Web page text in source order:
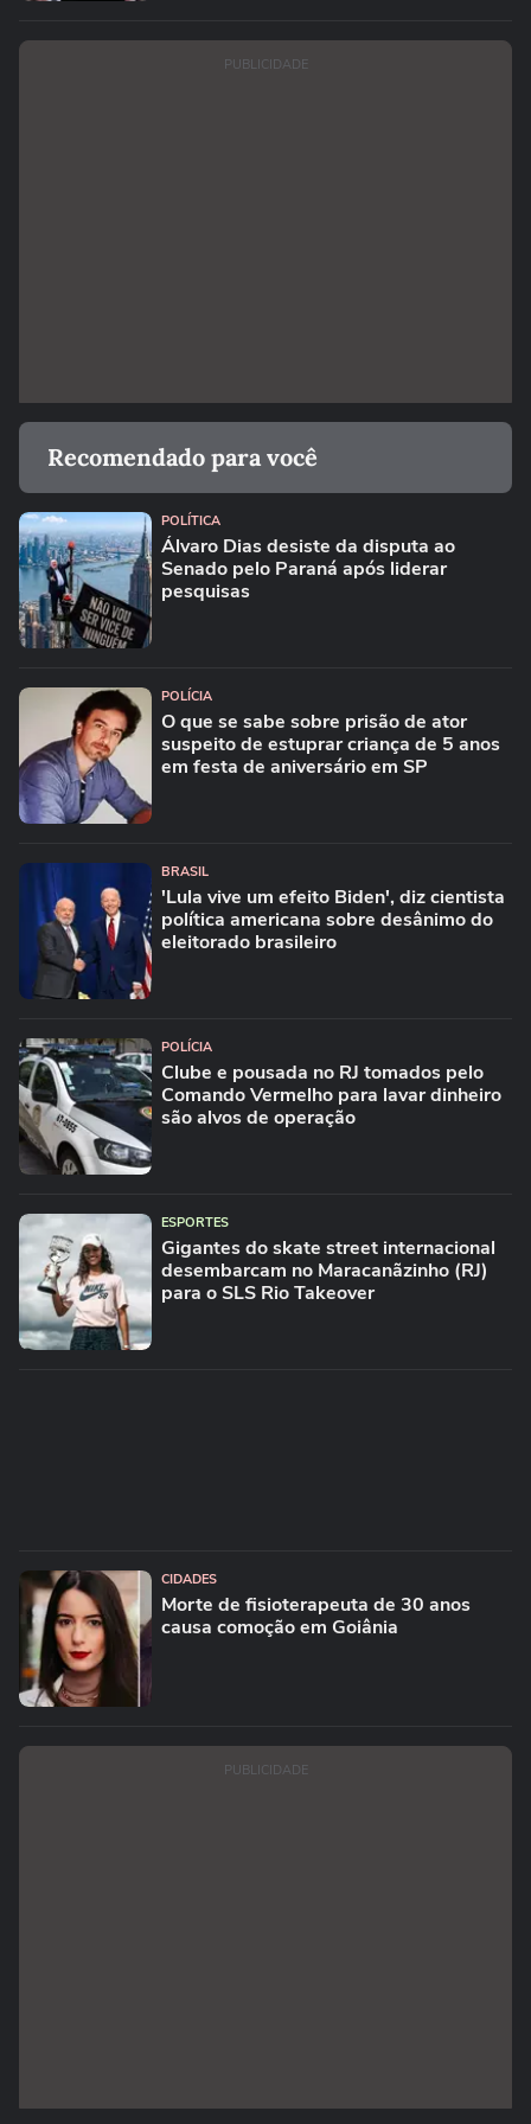
PUBLICIDADE
Recomendado para você
POLÍTICA
Álvaro Dias desiste da disputa ao
Senado pelo Paraná após liderar
pesquisas
POLÍCIA
O que se sabe sobre prisão de ator
suspeito de estuprar criança de 5 anos
em festa de aniversário em SP
BRASIL
'Lula vive um efeito Biden', diz cientista
política americana sobre desânimo do
eleitorado brasileiro
POLÍCIA
Clube e pousada no RJ tomados pelo
Comando Vermelho para lavar dinheiro
são alvos de operação
ESPORTES
Gigantes do skate street internacional
desembarcam no Maracanãzinho (RJ)
para o SLS Rio Takeover
CIDADES
Morte de fisioterapeuta de 30 anos
causa comoção em Goiânia
PUBLICIDADE